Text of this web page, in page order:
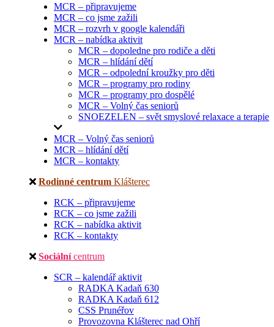
MCR – připravujeme
MCR – co jsme zažili
MCR – rozvrh v google kalendáři
MCR – nabídka aktivit
MCR – dopoledne pro rodiče a děti
MCR – hlídání dětí
MCR – odpolední kroužky pro děti
MCR – programy pro rodiny
MCR – programy pro dospělé
MCR – Volný čas seniorů
SNOEZELEN – svět smyslové relaxace a terapie
MCR – Volný čas seniorů
MCR – hlídání dětí
MCR – kontakty
Rodinné centrum Klášterec
RCK – připravujeme
RCK – co jsme zažili
RCK – nabídka aktivit
RCK – kontakty
Sociální centrum
SCR – kalendář aktivit
RADKA Kadaň 630
RADKA Kadaň 612
CSS Prunéřov
Provozovna Klášterec nad Ohří